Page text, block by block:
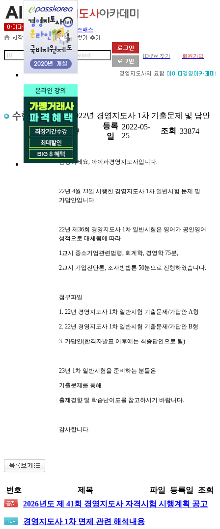
세무사아카데미 | 비즈패스
ID/PW 찾기 회원가입
제목 2022년 경영지도사 1차 기출문제 및 답안
첨부
등록
일
2022-05-
25
조회 33874
안녕하세요, 아이파경영지도사입니다.
22년 4월 23일 시행한 경영지도사 1차 일반시험 문제 및
가답안입니다.
22년 제36회 경영지도사 1차 일반시험은 영어가 공인영어
성적으로 대체됨에 따라
1교시 중소기업관련법령, 회계학, 경영학 75분,
2교시 기업진단론, 조사방법론 50분으로 진행하였습니다.
첨부파일
1. 22년 경영지도사 1차 일반시험 기출문제/가답안 A형
2. 22년 경영지도사 1차 일반시험 기출문제/가답안 B형
3. 가답안(합격자발표 이후에는 최종답안으로 됨)
23년 1차 일반시험을 준비하는 분들은
기출문제를 통해
출제경향 및 학습난이도를 참고하시기 바랍니다.
감사합니다.
번호 제목 파일 등록일
조회
2026년도 제 41회 경영지도사 자격시험 시행계획 공고
경영지도사 1차 면제 관련 해석내용